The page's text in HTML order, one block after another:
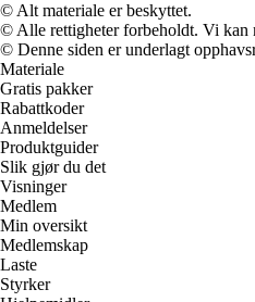
© Alt materiale er beskyttet.
© Alle rettigheter forbeholdt. Vi kan
© Denne siden er underlagt
Materiale
Gratis pakker
Rabattkoder
Anmeldelser
Produktguider
Slik gjør du det
Visninger
Medlem
Min oversikt
Medlemskap
Laste
Styrker